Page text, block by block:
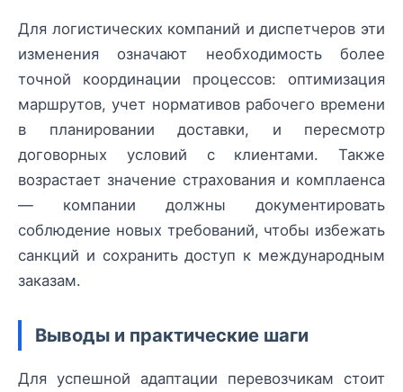
Для логистических компаний и диспетчеров эти
изменения означают необходимость более
точной координации процессов: оптимизация
маршрутов, учет нормативов рабочего времени
в планировании доставки, и пересмотр
договорных условий с клиентами. Также
возрастает значение страхования и комплаенса
— компании должны документировать
соблюдение новых требований, чтобы избежать
санкций и сохранить доступ к международным
заказам.
Выводы и практические шаги
Для успешной адаптации перевозчикам стоит